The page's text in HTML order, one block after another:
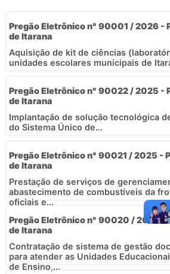
Pregão Eletrônico n° 90001 / 2026 -
de Itarana
Aquisição de kit de ciências
unidades escolares municipais de
Pregão Eletrônico n° 90022 / 2025 -
de Itarana
Implantação de solução tecnológica
do Sistema Único de...
Pregão Eletrônico n° 90021 / 2025 -
de Itarana
Prestação de serviços de
abastecimento de combustíveis da
oficiais e...
Pregão Eletrônico n° 90020 / 2025 -
de Itarana
Contratação de sistema de gestão
para atender as Unidades
de Ensino,...